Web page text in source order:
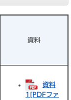
資料
資料
1[PDFファ